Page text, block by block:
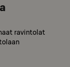
ravintolat